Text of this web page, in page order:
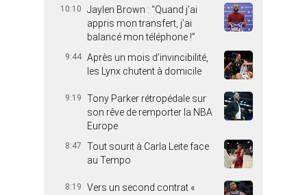
10:10
Jaylen Brown : “Quand j’ai
appris mon transfert, j’ai
balancé mon téléphone !”
9:44 Après un mois d’invincibilité,
les Lynx chutent à domicile
9:19
Tony Parker rétropédale sur
son rêve de remporter la NBA
Europe
8:47
Tout sourit à Carla Leite face
au Tempo
8:19
Vers un second contrat «